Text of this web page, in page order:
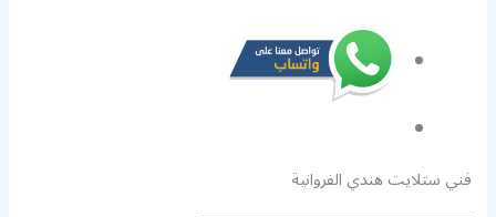
فني ستلايت هندي الفروانية